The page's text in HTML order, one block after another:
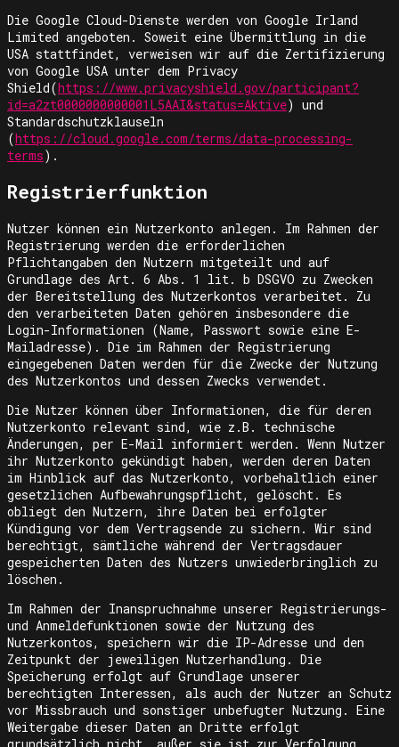
Die Google Cloud-Dienste werden von Google Irland
Limited angeboten. Soweit eine Übermittlung in die
USA stattfindet, verweisen wir auf die Zertifizierung
von Google USA unter dem Privacy
Shield(https://www.privacyshield.gov/participant?
id=a2zt0000000000001L5AAI&status=Aktive) und
Standardschutzklauseln
(https://cloud.google.com/terms/data-processing-
terms).
Registrierfunktion
Nutzer können ein Nutzerkonto anlegen. Im Rahmen der
Registrierung werden die erforderlichen
Pflichtangaben den Nutzern mitgeteilt und auf
Grundlage des Art. 6 Abs. 1 lit. b DSGVO zu Zwecken
der Bereitstellung des Nutzerkontos verarbeitet. Zu
den verarbeiteten Daten gehören insbesondere die
Login-Informationen (Name, Passwort sowie eine E-
Mailadresse). Die im Rahmen der Registrierung
eingegebenen Daten werden für die Zwecke der Nutzung
des Nutzerkontos und dessen Zwecks verwendet.
Die Nutzer können über Informationen, die für deren
Nutzerkonto relevant sind, wie z.B. technische
Änderungen, per E-Mail informiert werden. Wenn Nutzer
ihr Nutzerkonto gekündigt haben, werden deren Daten
im Hinblick auf das Nutzerkonto, vorbehaltlich einer
gesetzlichen Aufbewahrungspflicht, gelöscht. Es
obliegt den Nutzern, ihre Daten bei erfolgter
Kündigung vor dem Vertragsende zu sichern. Wir sind
berechtigt, sämtliche während der Vertragsdauer
gespeicherten Daten des Nutzers unwiederbringlich zu
löschen.
Im Rahmen der Inanspruchnahme unserer Registrierungs-
und Anmeldefunktionen sowie der Nutzung des
Nutzerkontos, speichern wir die IP-Adresse und den
Zeitpunkt der jeweiligen Nutzerhandlung. Die
Speicherung erfolgt auf Grundlage unserer
berechtigten Interessen, als auch der Nutzer an Schutz
vor Missbrauch und sonstiger unbefugter Nutzung. Eine
Weitergabe dieser Daten an Dritte erfolgt
grundsätzlich nicht, außer sie ist zur Verfolgung